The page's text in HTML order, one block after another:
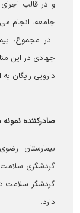
و در قالب
جامعه، انجام
دارویی رایگان به افزون بر 1800
صادرکننده
بیمارستان
گردشگری سلامت
گردشگر سلامت
دارد.